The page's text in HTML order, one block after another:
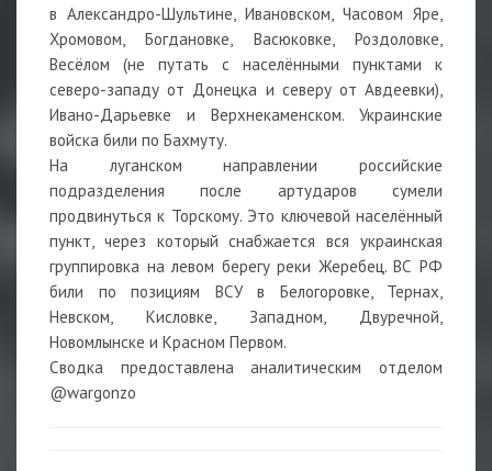
в Александро-Шультине, Ивановском, Часовом Яре,
Хромовом, Богдановке, Васюковке, Роздоловке,
Весёлом (не путать с населёнными пунктами к
северо-западу от Донецка и северу от Авдеевки),
Ивано-Дарьевке и Верхнекаменском. Украинские
войска били по Бахмуту.
На луганском направлении российские
подразделения после артударов сумели
продвинуться к Торскому. Это ключевой населённый
пункт, через который снабжается вся украинская
группировка на левом берегу реки Жеребец. ВС РФ
били по позициям ВСУ в Белогоровке, Тернах,
Невском, Кисловке, Западном, Двуречной,
Новомлынске и Красном Первом.
Сводка предоставлена аналитическим отделом
@wargonzo